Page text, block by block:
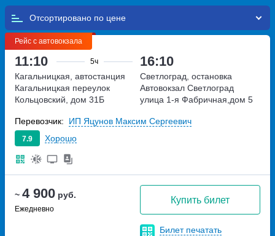
Отсортировано по
Рейс с автовокзала
11:10 5ч 16:10
~ 4 900 руб.
Ежедневно
Купить билет
Билет печатать
Кагальницкая, автостанция
Кагальницкая переулок
Кольцовский, дом 31Б
Светлоград, остановка
Автовокзал Светлоград
улица 1-я Фабричная,дом 5
7.9 Хорошо
Перевозчик: ИП Яцунов Максим Сергеевич